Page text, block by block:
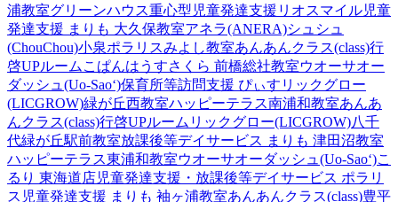
浦教室グリーンハウス重心型児童発達支援 リオスマイル児童
発達支援 まりも 大久保教室アネラ(ANERA)シュシュ
(ChouChou)小泉ポラリスみよし教室あんあんクラス(class)行
啓UPルーム こぱんはうすさくら 前橋総社教室ウオーサオー
ダッシュ(Uo-Sao‘)保育所等訪問支援 ぴぃす リックグロー
(LICGROW)緑が丘西教室ハッピーテラス南浦和教室あんあ
んクラス(class)行啓UPルーム リックグロー(LICGROW)八千
代緑が丘駅前教室放課後等デイサービス まりも 津田沼教室
ハッピーテラス東浦和教室ウオーサオーダッシュ(Uo-Sao‘)こ
るり 東海道店児童発達支援・放課後等デイサービス ポラリ
ス 児童発達支援 まりも 袖ヶ浦教室あんあんクラス(class)豊平